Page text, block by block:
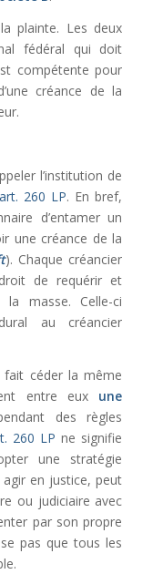
plainte. Les deux
fédéral qui doit
compétente pour
créance de la
l’institution de
260 LP. En bref,
d’entamer un
une créance de la
). Chaque créancier
de requérir et
masse. Celle-ci
au créancier
fait céder la même
entre eux une
des règles
260 LP ne signifie
une stratégie
en justice, peut
ou judiciaire avec
par son propre
pas que tous les